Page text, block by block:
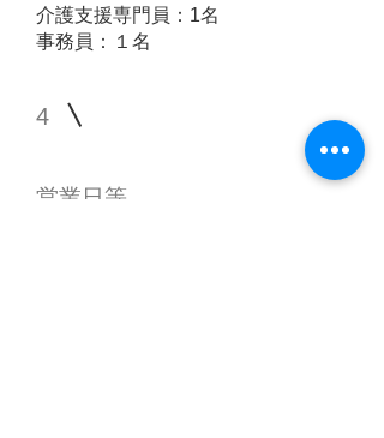
介護支援専門員：1名
事務員：１名
4
営業日等